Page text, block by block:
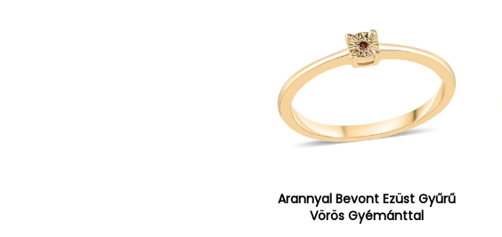
Arannyal Bevont Ezüst Gyűrű
Vörös Gyémánttal